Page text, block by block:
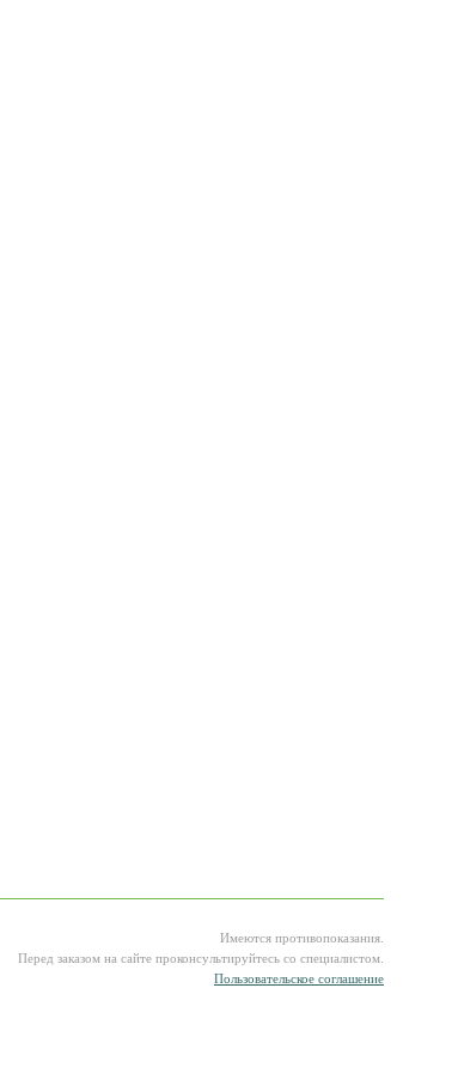
Имеются противопоказания.
Перед заказом на сайте проконсультируйтесь со специалистом.
Пользовательское соглашение